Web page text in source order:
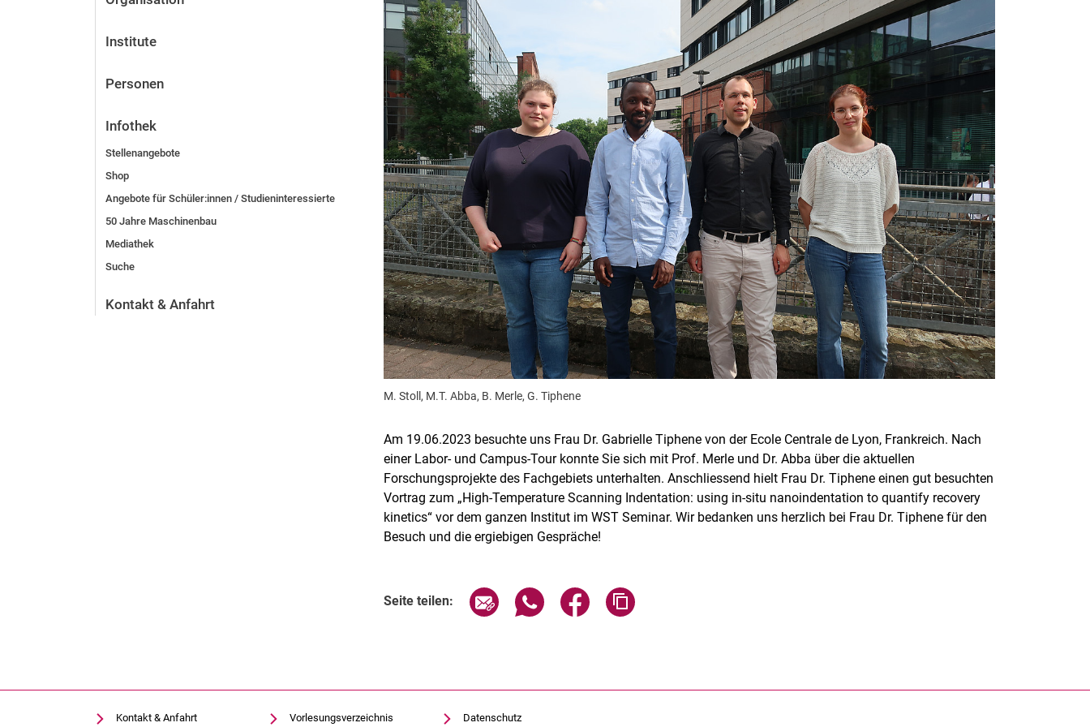
Institute
Personen
Infothek
Stellenangebote
Shop
Angebote für Schüler:innen / Studieninteressierte
50 Jahre Maschinenbau
Mediathek
Suche
Kontakt & Anfahrt
M. Stoll, M.T. Abba, B. Merle, G. Tiphene
Am 19.06.2023 besuchte uns Frau Dr. Gabrielle Tiphene von der Ecole Centrale de Lyon, Frankreich. Nach
einer Labor- und Campus-Tour konnte Sie sich mit Prof. Merle und Dr. Abba über die aktuellen
Forschungsprojekte des Fachgebiets unterhalten. Anschliessend hielt Frau Dr. Tiphene einen gut besuchten
Vortrag zum „High-Temperature Scanning Indentation: using in-situ nanoindentation to quantify recovery
kinetics“ vor dem ganzen Institut im WST Seminar. Wir bedanken uns herzlich bei Frau Dr. Tiphene für den
Besuch und die ergiebigen Gespräche!
Seite teilen: Seite über E-Mail teilen
Seite über WhatsApp teilen (externer Link, öffnet neues Fenster)
Seite über Facebook teilen (externer Link, öffnet neues Fenster)
Kontakt & Anfahrt Vorlesungsverzeichnis Datenschutz